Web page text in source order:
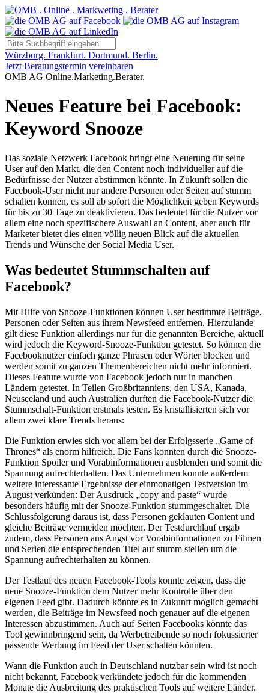
Würzburg. Frankfurt. Dortmund. Berlin.
Jetzt Beratungstermin vereinbaren
OMB AG Online.Marketing.Berater.
Neues Feature bei Facebook:
Keyword Snooze
Das soziale Netzwerk Facebook bringt eine Neuerung für seine
User auf den Markt, die den Content noch individueller auf die
Bedürfnisse der Nutzer abstimmen könnte. In Zukunft sollen die
Facebook-User nicht nur andere Personen oder Seiten auf stumm
schalten können, es soll ab sofort die Möglichkeit geben Keywords
für bis zu 30 Tage zu deaktivieren. Das bedeutet für die Nutzer vor
allem eine noch spezifischere Auswahl an Content, aber auch für
Marketer bietet dies einen völlig neuen Blick auf die aktuellen
Trends und Wünsche der Social Media User.
Was bedeutet Stummschalten auf
Facebook?
Mit Hilfe von Snooze-Funktionen können User bestimmte Beiträge,
Personen oder Seiten aus ihrem Newsfeed entfernen. Hierzulande
gilt diese Funktion allerdings nur für die genannten Bereiche, aktuell
wird jedoch die Keyword-Snooze-Funktion getestet. So können die
Facebooknutzer einfach ganze Phrasen oder Wörter blocken und
werden somit zu ganzen Themenbereichen nicht mehr informiert.
Dieses Feature wurde von Facebook jedoch nur in manchen
Ländern getestet. In Teilen Großbritanniens, den USA, Kanada,
Neuseeland und auch Australien durften die Facebook-Nutzer die
Stummschalt-Funktion erstmals testen. Es kristallisierten sich vor
allem zwei klare Trends heraus:
Die Funktion erwies sich vor allem bei der Erfolgsserie „Game of
Thrones“ als enorm hilfreich. Die Fans konnten durch die Snooze-
Funktion Spoiler und Vorabinformationen ausblenden und somit die
Spannung aufrechterhalten. Das Unternehmen konnte außerdem
weitere interessante Ergebnisse der einmonatigen Testversion im
August verkünden: Der Ausdruck „copy and paste“ wurde
besonders häufig mit der Snooze-Funktion stummgeschaltet. Die
Schlussfolgerung daraus ist, dass Personen geklauten Content und
gleiche Beiträge vermeiden möchten. Der Testdurchlauf ergab
zudem, dass Personen aus Angst vor Vorabinformationen zu Filmen
und Serien die entsprechenden Titel auf stumm stellen um die
Spannung aufrechterhalten zu können.
Der Testlauf des neuen Facebook-Tools konnte zeigen, dass die
neue Snooze-Funktion dem Nutzer mehr Kontrolle über den
eigenen Feed gibt. Dadurch könnte es in Zukunft möglich gemacht
werden, die Beiträge im Newsfeed noch genauer auf die eigenen
Interessen abzustimmen. Auch auf Seiten Facebooks könnte das
Tool gewinnbringend sein, da Werbetreibende so noch fokussierter
passende Werbung im Feed der User schalten könnten.
Wann die Funktion auch in Deutschland nutzbar sein wird ist noch
nicht bekannt, Facebook verkündete jedoch für die kommenden
Monate die Ausbreitung des praktischen Tools auf weitere Länder.